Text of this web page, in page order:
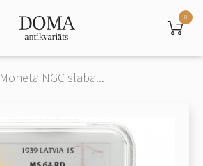
0
Monēta NGC slaba...